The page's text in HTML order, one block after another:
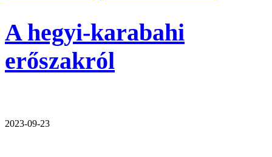
A hegyi-karabahi
erőszakról
2023-09-23